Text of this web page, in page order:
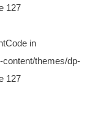
127
in
themes/dp-
127